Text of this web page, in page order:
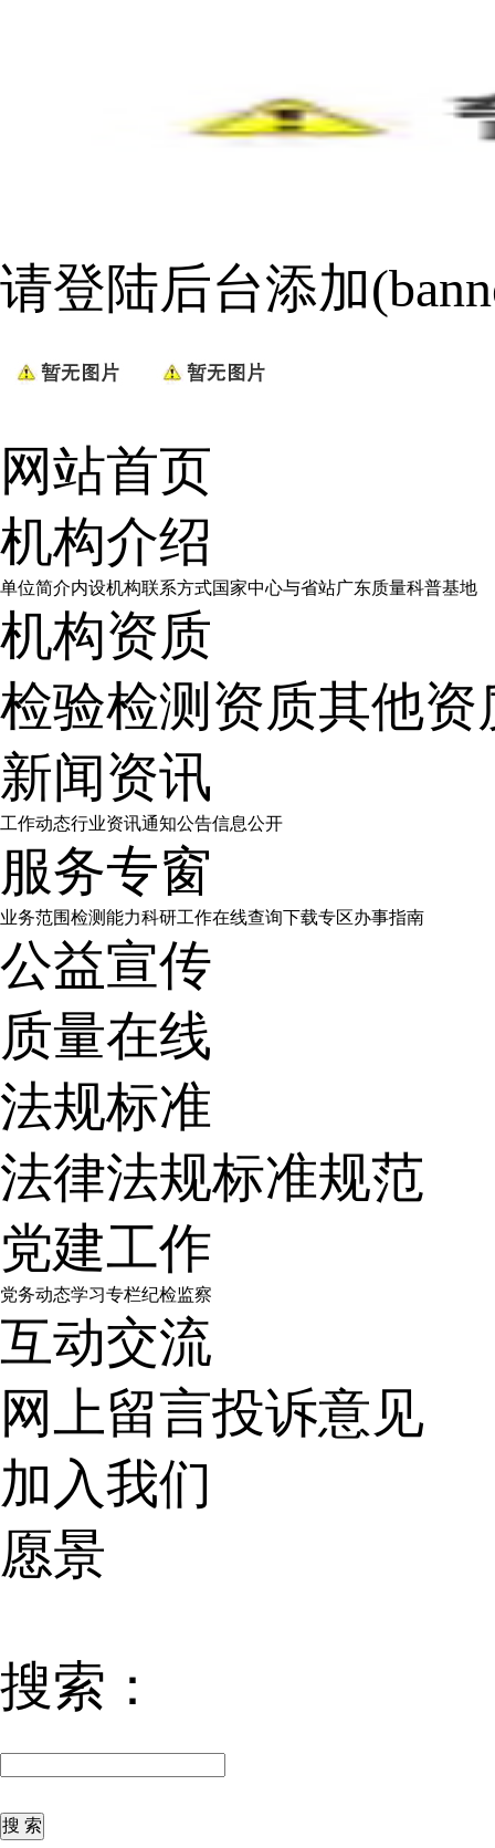
请登陆后台添加
网站首页
机构介绍
单位简介内设机构联系方式国家中心与省站广东质量科普基地
机构资质
检验检测资质其他资
新闻资讯
工作动态行业资讯通知公告信息公开
服务专窗
业务范围检测能力科研工作在线查询下载专区办事指南
公益宣传
质量在线
法规标准
法律法规标准规范
党建工作
党务动态学习专栏纪检监察
互动交流
网上留言投诉意见
加入我们
愿景
搜索：